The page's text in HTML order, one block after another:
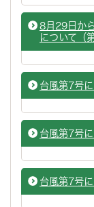
8月29日か
について（
台風第7号
台風第7号
台風第7号